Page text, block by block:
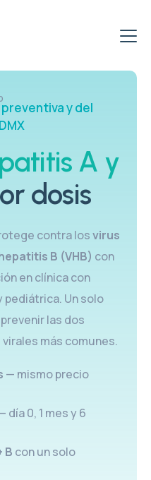
Mujeres
preventiva y del
A y
dosis
contra losvirus
B (VHB) con
en clínica con
pediátrica. Un solo
las dos
más comunes.
— mismo precio
día 0, 1 mes y 6
B con un solo